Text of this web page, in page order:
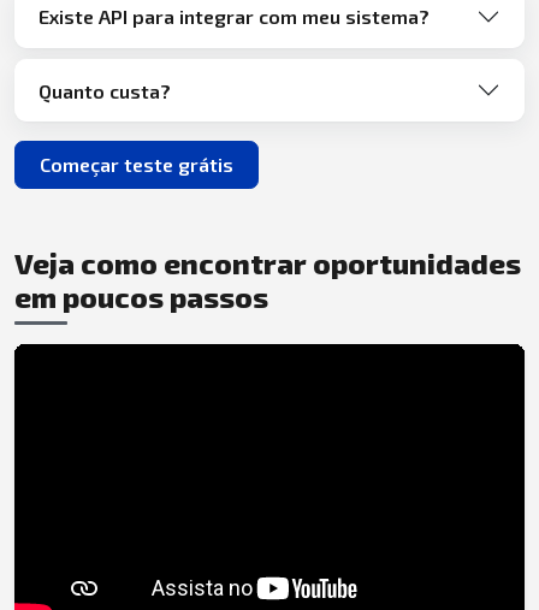
Existe API para integrar com meu sistema?
Quanto custa?
Começar teste grátis
Veja como encontrar oportunidades
em poucos passos